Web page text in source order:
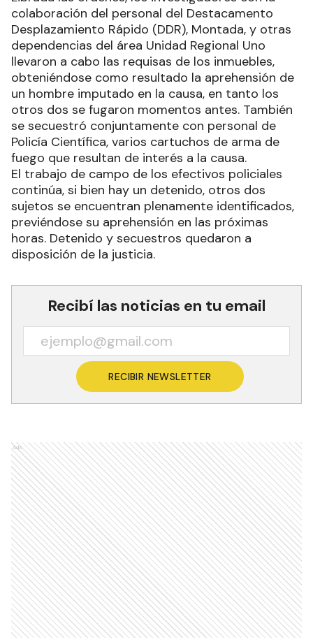
colaboración del personal del Destacamento
Desplazamiento Rápido (DDR), Montada, y otras
dependencias del área Unidad Regional Uno
llevaron a cabo las requisas de los inmuebles,
obteniéndose como resultado la aprehensión de
un hombre imputado en la causa, en tanto los
otros dos se fugaron momentos antes. También
se secuestró conjuntamente con personal de
Policía Científica, varios cartuchos de arma de
fuego que resultan de interés a la causa.
El trabajo de campo de los efectivos policiales
continúa, si bien hay un detenido, otros dos
sujetos se encuentran plenamente identificados,
previéndose su aprehensión en las próximas
horas. Detenido y secuestros quedaron a
disposición de la justicia.
Recibí las noticias en tu email
RECIBIR NEWSLETTER
Ads